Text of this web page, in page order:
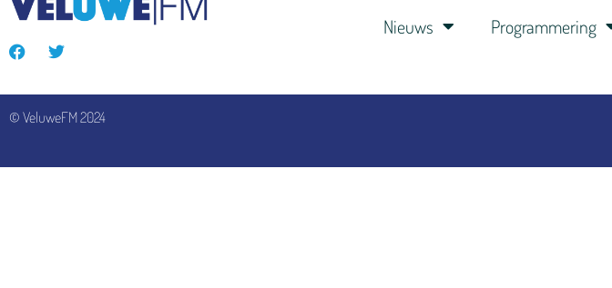
Nieuws Programmering
© VeluweFM 2024